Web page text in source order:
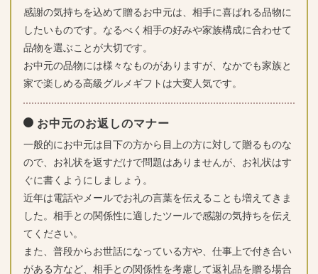
感謝の気持ちを込めて贈るお中元は、相手に喜ばれる品物に
したいものです。なるべく相手の好みや家族構成に合わせて
品物を選ぶことが大切です。
お中元の品物には様々なものがありますが、なかでも家族と
家で楽しめる高級グルメギフトは大変人気です。
お中元のお返しのマナー
一般的にお中元は目下の方から目上の方に対して贈るものな
ので、お礼状を返すだけで問題はありませんが、お礼状はす
ぐに書くようにしましょう。
近年は電話やメールでお礼の言葉を伝えることも増えてきま
した。相手との関係性に適したツールで感謝の気持ちを伝え
てください。
また、普段からお世話になっている方や、仕事上で付き合い
がある方など、相手との関係性を考慮して返礼品を贈る場合